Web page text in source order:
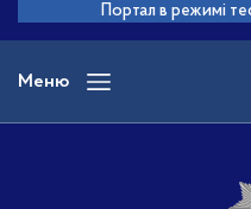
основного
вмісту
Портал в режимі
Меню